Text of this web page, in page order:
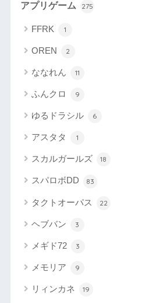
アプリゲーム 275
FFRK 1
OREN 2
ななれん 11
ふんクロ 9
ゆるドラシル 6
アスタタ 1
スカルガールズ 18
スパロボDD 83
タクトオーパス 22
ヘブバン 3
メギド72 3
メモリア 9
リィンカネ 19